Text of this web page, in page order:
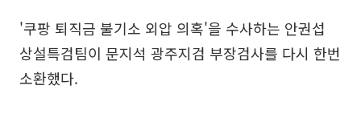
'쿠팡 퇴직금 불기소 외압 의혹'을 수사하는 안권섭
상설특검팀이 문지석 광주지검 부장검사를 다시 한번
소환했다.